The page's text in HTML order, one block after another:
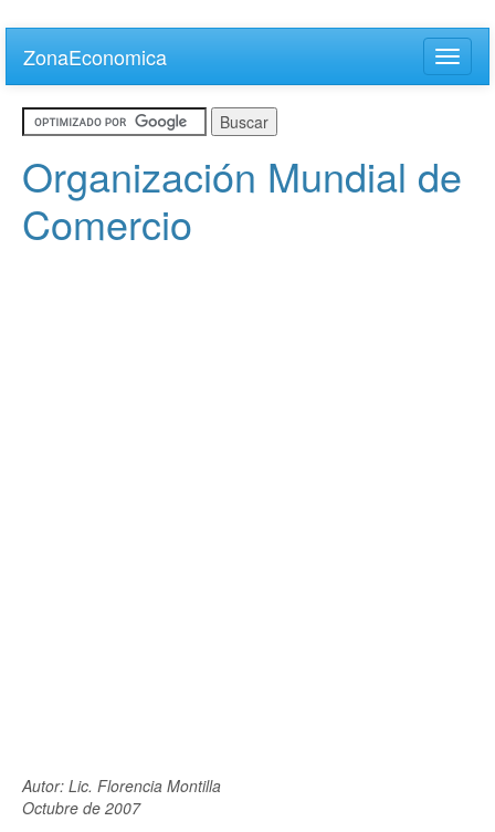
main
content
ZonaEconomica
Toggle
Organización Mundial de
Comercio
Autor: Lic. Florencia Montilla
Octubre de 2007